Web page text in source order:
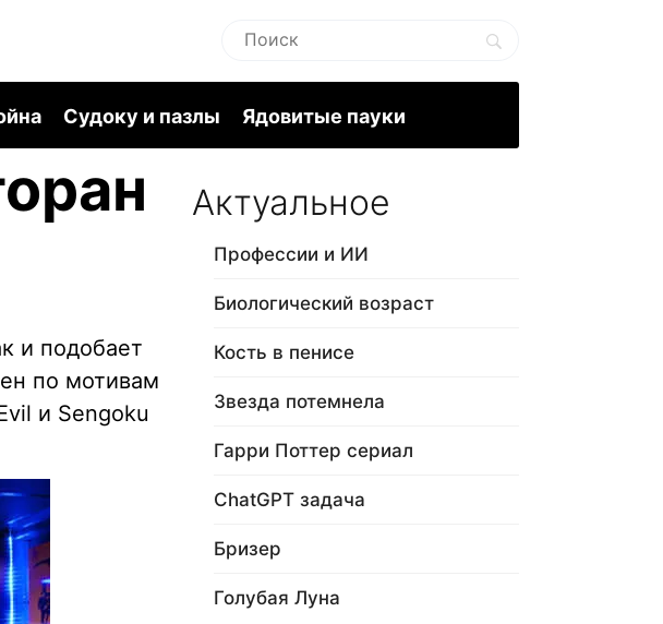
Судоку и пазлы Ядовитые пауки
и подобает
по мотивам
и Sengoku
Актуальное
Профессии и ИИ
Биологический возраст
Кость в пенисе
Звезда потемнела
Гарри Поттер сериал
ChatGPT задача
Бризер
Голубая Луна